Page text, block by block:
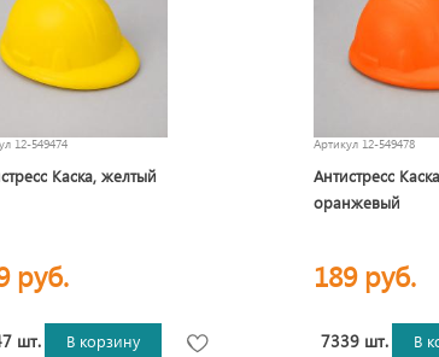
12-549474
Каска, желтый
руб.
шт. В корзину
Артикул 12-549478
Антистресс Каска
оранжевый
189 руб.
7339 шт. В